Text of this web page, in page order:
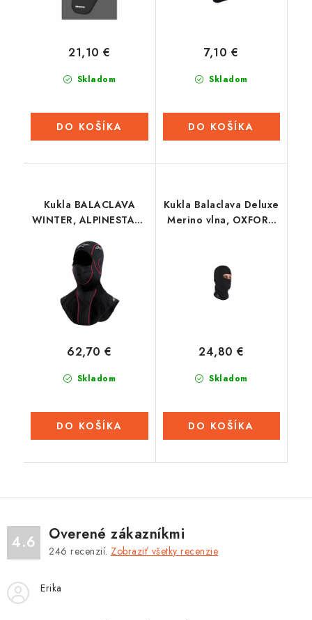
Skladom
21,10 €
DO KOŠÍKA
Skladom
7,10 €
DO KOŠÍKA
Kukla BALACLAVA
WINTER, ALPINESTARS
Skladom
62,70 €
DO KOŠÍKA
Kukla Balaclava Deluxe
Merino vlna, OXFORD
Skladom
24,80 €
DO KOŠÍKA
4.6 Overené zákazníkmi
246 recenzií. Zobraziť všetky recenzie
Erika